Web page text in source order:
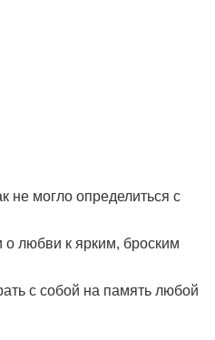
не могло определиться с
о любви к ярким, броским
с собой на память любой